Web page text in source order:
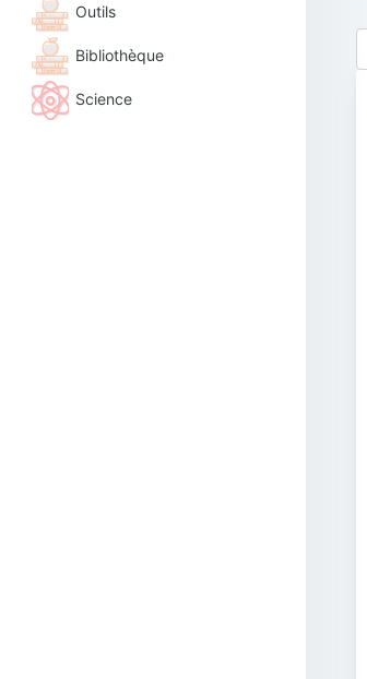
Outils
Bibliothèque
Science